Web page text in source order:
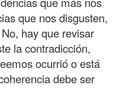
que nos disgusten,
hay que revisar
la contradicción,
ocurrió o está
debe ser